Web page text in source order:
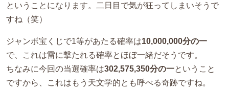
ということになります。二日目で気が狂ってしまいそうで
すね（笑）
ジャンボ宝くじで1等があたる確率は10,000,000分の一
で、これは雷に撃たれる確率とほぼ一緒だそうです。
ちなみに今回の当選確率は302,575,350分の一ということ
ですから、これはもう天文学的とも呼べる奇跡ですね。